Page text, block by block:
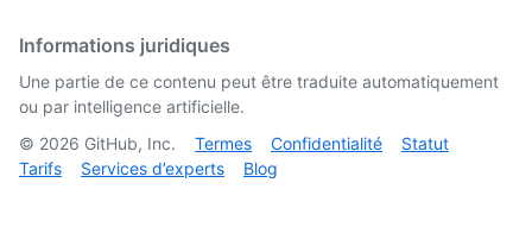
Informations juridiques
Une partie de ce contenu peut être traduite automatiquement
ou par intelligence artificielle.
© 2026 GitHub, Inc. Termes Confidentialité
Statut
Tarifs
Services d’experts Blog